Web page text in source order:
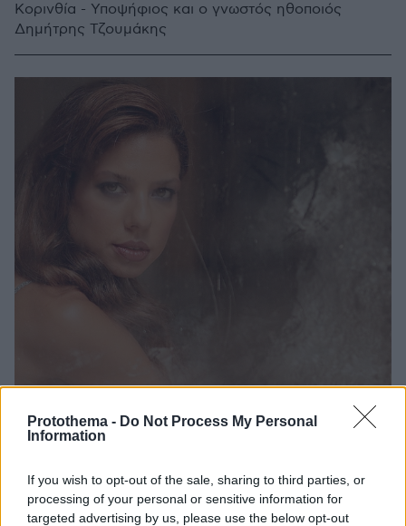
Protothema - Do Not Process My Personal
Information
If you wish to opt-out of the sale, sharing to third parties, or
processing of your personal or sensitive information for
targeted advertising by us, please use the below opt-out
Κορινθία - Υποψήφιος και ο γνωστός ηθοποιός
Δημήτρης Τζουμάκης
Ηλιάνα Μαυρομάτη: «Τα 80s δεν ήταν μόνο πίστα και
βάτες»
13.10.2022, 06:43 5